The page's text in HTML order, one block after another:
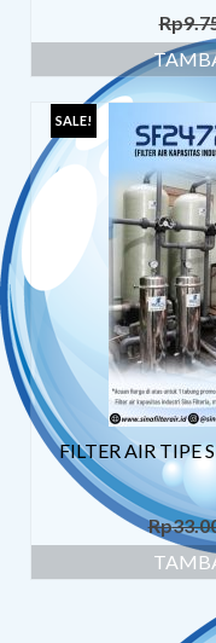
Rp
SALE!
FILTER AIR TIPE
Rp